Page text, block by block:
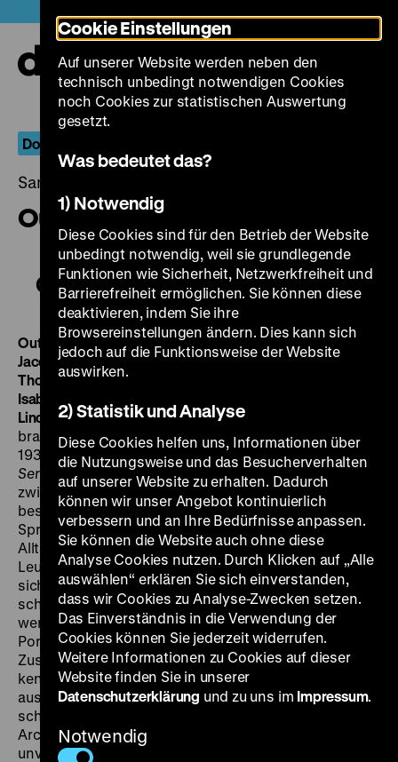
zum
Seiteninhalt
springen
Doku.Arts
Samstag, 20. September 2014, 19.00 - 00.00 Uhr
Outro Sertão
Outro Sertão
Outro Sertão / Der andere Sertão BR 2013, R/B: Adriana
Jacobsen, Soraia Vilela, K: Adrian Cooper, Yoliswa Gärtig,
Thomas Keller, Roberto Reyes, Jacob Solitrenick, S:
Isabela Monteiro de Castro, M: O'Grivo, P: Beatriz
Lindenberg, 73‘ · DCP, OmU, Deutschlandpremiere
brasilianische Schriftsteller João Guimarães Rosa wird
1938 als Diplomat nach Hamburg entsendet.
Outro
Sertãozeichnet die vierjährige Episode eines Lebens
zwischen Beruf und Berufung nach. Als „unterirdisch“
beschreibt Rosa, der die deutsche Literatur und
Sprache schätzt, seine Arbeit als Vizekonsul. Der
Alltag in Nazideutschland ernüchterte ihn rasch: „Die
Leute hier sind arm und konservativ. Sie interessierten
sich kaum mehr als für gepanzerte Autos und Bomber“,
schreibt er in seinen Aufzeichnungen, die im Film zitiert
werden. Aufgeteilt in sieben Kapitel entsteht das
Porträt eines „teilnehmenden“ Beobachters:
Zusammen mit Aracy de Carvalho, die er im Konsulat
kennen lernt, half Rosa Juden, nach Brasilien
auszureisen – in einer Zeit, in der die Vargas-Regierung
schon keine mehr ins Land lassen wollte.
Archivaufnahmen, oft von Amateuren, ein bislang
unveröffentlichtes Interview mit Walter Höllerer und
Cookie Einstellungen
Auf unserer Website werden neben den
technisch unbedingt notwendigen Cookies
noch Cookies zur statistischen Auswertung
gesetzt.
Was bedeutet das?
1) Notwendig
Diese Cookies sind für den Betrieb der Website
unbedingt notwendig, weil sie grundlegende
Funktionen wie Sicherheit, Netzwerkfreiheit und
Barrierefreiheit ermöglichen. Sie können diese
deaktivieren, indem Sie ihre
Browsereinstellungen ändern. Dies kann sich
jedoch auf die Funktionsweise der Website
auswirken.
2) Statistik und Analyse
Diese Cookies helfen uns, Informationen über
die Nutzungsweise und das Besucherverhalten
auf unserer Website zu erhalten. Dadurch
können wir unser Angebot kontinuierlich
verbessern und an Ihre Bedürfnisse anpassen.
Sie können die Website auch ohne diese
Analyse Cookies nutzen. Durch Klicken auf „Alle
auswählen“ erklären Sie sich einverstanden,
dass wir Cookies zu Analyse-Zwecken setzen.
Das Einverständnis in die Verwendung der
Cookies können Sie jederzeit widerrufen.
Weitere Informationen zu Cookies auf dieser
Website finden Sie in unserer
Datenschutzerklärung und zu uns im Impressum.
Notwendig